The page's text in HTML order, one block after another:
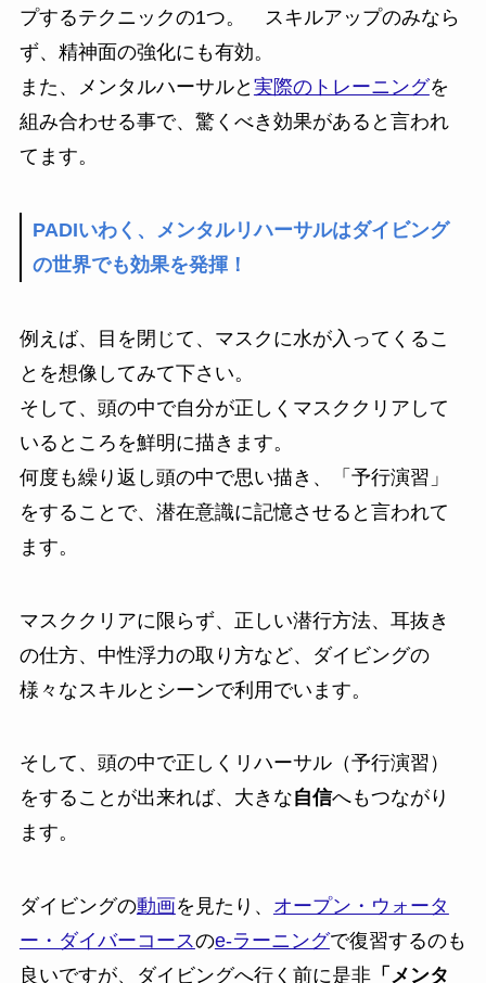
プするテクニックの1つ。 スキルアップのみなら
ず、精神面の強化にも有効。
また、メンタルハーサルと 実際のトレーニングを
組み合わせる事で、驚くべき効果があると言われ
てます。
PADIいわく、メンタルリハーサルはダイビング
の世界でも効果を発揮！
例えば、目を閉じて、マスクに水が入ってくるこ
とを想像してみて下さい。
そして、頭の中で自分が正しくマスククリアして
いるところを鮮明に描きます。
何度も繰り返し頭の中で思い描き、「予行演習」
をすることで、潜在意識に記憶させると言われて
ます。
マスククリアに限らず、正しい潜行方法、耳抜き
の仕方、中性浮力の取り方など、ダイビングの
様々なスキルとシーンで利用でいます。
そして、頭の中で正しくリハーサル（予行演習）
をすることが出来れば、大きな自信へもつながり
ます。
ダイビングの動画を見たり、 オープン・ウォータ
ー・ダイバーコースのe-ラーニングで復習するのも
良いですが、ダイビングへ行く前に是非「メンタ